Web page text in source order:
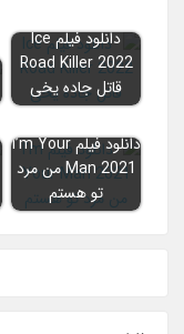
دانلود فیلم Ice
Road Killer 2022
قاتل جاده یخی
دانلود فیلم I’m Your
Man 2021 من مرد
تو هستم